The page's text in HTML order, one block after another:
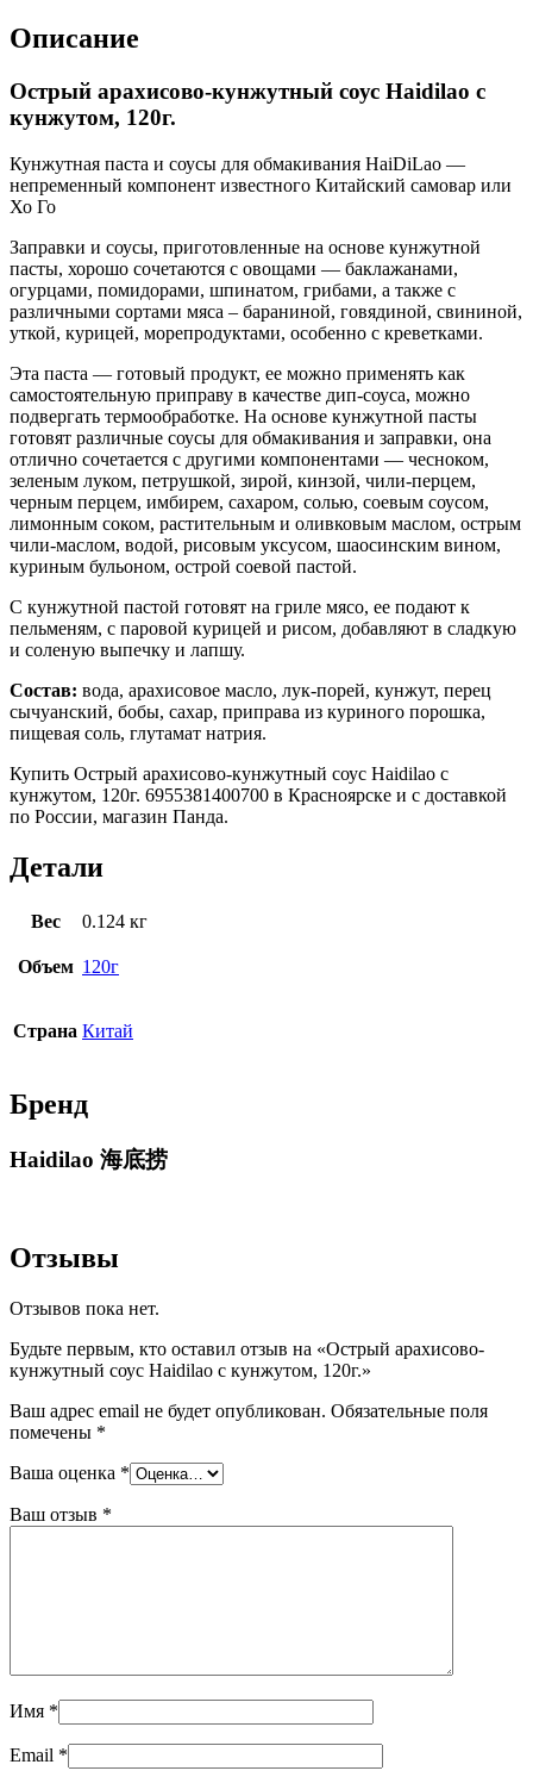
Описание
Острый арахисово-кунжутный соус Haidilao с
кунжутом, 120г.
Кунжутная паста и соусы для обмакивания HaiDiLao —
непременный компонент известного Китайский самовар или
Хо Го
Заправки и соусы, приготовленные на основе кунжутной
пасты, хорошо сочетаются с овощами — баклажанами,
огурцами, помидорами, шпинатом, грибами, а также с
различными сортами мяса – бараниной, говядиной, свининой,
уткой, курицей, морепродуктами, особенно с креветками.
Эта паста — готовый продукт, ее можно применять как
самостоятельную приправу в качестве дип-соуса, можно
подвергать термообработке. На основе кунжутной пасты
готовят различные соусы для обмакивания и заправки, она
отлично сочетается с другими компонентами — чесноком,
зеленым луком, петрушкой, зирой, кинзой, чили-перцем,
черным перцем, имбирем, сахаром, солью, соевым соусом,
лимонным соком, растительным и оливковым маслом, острым
чили-маслом, водой, рисовым уксусом, шаосинским вином,
куриным бульоном, острой соевой пастой.
С кунжутной пастой готовят на гриле мясо, ее подают к
пельменям, с паровой курицей и рисом, добавляют в сладкую
и соленую выпечку и лапшу.
Состав: вода, арахисовое масло, лук-порей, кунжут, перец
сычуанский, бобы, сахар, приправа из куриного порошка,
пищевая соль, глутамат натрия.
Купить Острый арахисово-кунжутный соус Haidilao с
кунжутом, 120г. 6955381400700 в Красноярске и с доставкой
по России, магазин Панда.
Детали
Вес 0.124 кг
Объем 120г
Страна Китай
Бренд
Haidilao 海底捞
Отзывы
Отзывов пока нет.
Будьте первым, кто оставил отзыв на «Острый арахисово-
кунжутный соус Haidilao с кунжутом, 120г.»
Ваш адрес email не будет опубликован. Обязательные поля
помечены *
Ваша оценка *
Ваш отзыв *
Имя *
Email *